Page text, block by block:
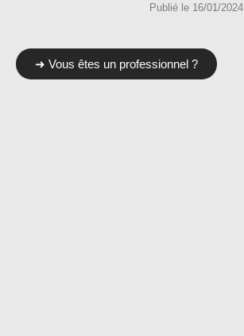
Publié le 16/01/2024
➜ Vous êtes un professionnel ?